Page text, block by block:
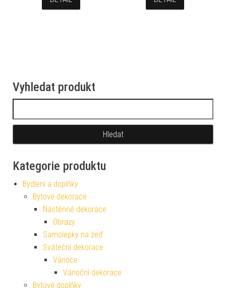
Vyhledat produkt
Kategorie produktu
Bydlení a doplňky
Bytové dekorace
Nástěnné dekorace
Obrazy
Samolepky na zeď
Sváteční dekorace
Vánoce
Vánoční dekorace
Bytové doplňky